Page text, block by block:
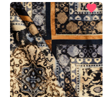
favorite